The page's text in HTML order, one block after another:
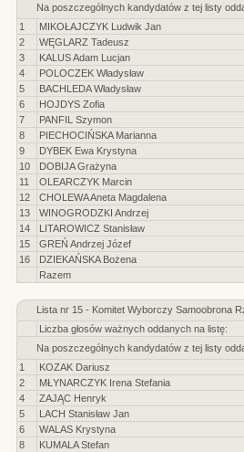
Na poszczególnych kandydatów z tej listy
1
MIKOŁAJCZYK Ludwik Jan
2
WĘGLARZ Tadeusz
3
KALUS Adam Lucjan
4
POLOCZEK Władysław
5
BACHLEDA Władysław
6
HOJDYS Zofia
7
PANFIL Szymon
8
PIECHOCIŃSKA Marianna
9
DYBEK Ewa Krystyna
10
DOBIJA Grażyna
11
OLEARCZYK Marcin
12
CHOLEWA Aneta Magdalena
13
WINOGRODZKI Andrzej
14
LITAROWICZ Stanisław
15
GREŃ Andrzej Józef
16
DZIEKAŃSKA Bożena
Razem
Lista nr 15 - Komitet Wyborczy Samoobrona
Liczba głosów ważnych oddanych na listę:
Na poszczególnych kandydatów z tej listy
1
KOZAK Dariusz
2
MŁYNARCZYK Irena Stefania
4
ZAJĄC Henryk
5
LACH Stanisław Jan
6
WALAS Krystyna
8
KUMALA Stefan